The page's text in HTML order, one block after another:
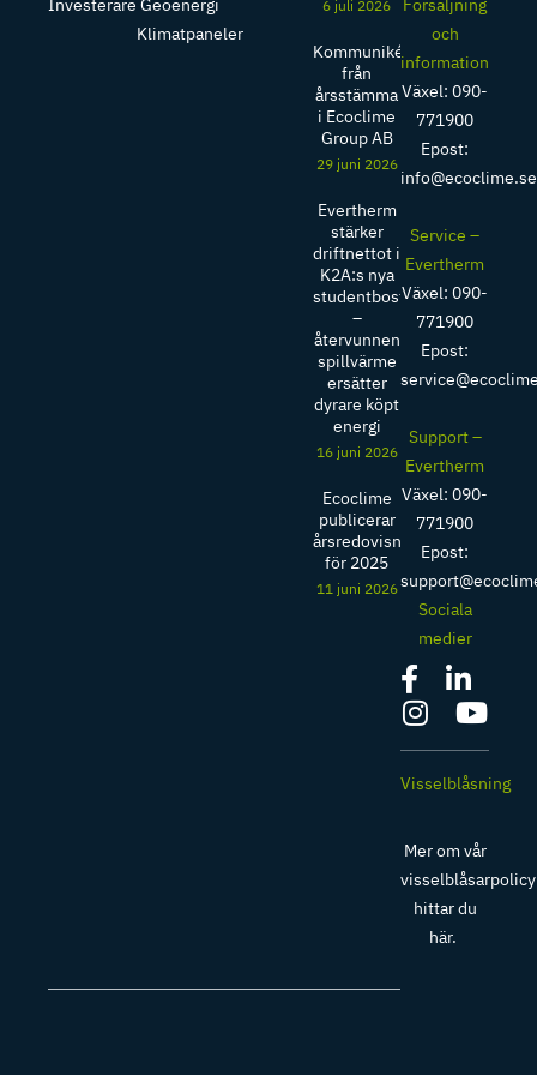
Investerare Geoenergi
Klimatpaneler
6 juli 2026
Kommuniké
från
årsstämma
i Ecoclime
Group AB
29 juni 2026
Evertherm
stärker
driftnettot i
K2A:s nya
studentbostäder
–
återvunnen
spillvärme
ersätter
dyrare köpt
energi
16 juni 2026
Ecoclime
publicerar
årsredovisning
för 2025
11 juni 2026
Försäljning
och
information
Växel: 090-
771900
Epost:
info@ecoclime.se
Service –
Evertherm
Växel: 090-
771900
Epost:
Support –
Evertherm
Växel: 090-
771900
Epost:
Sociala
medier
Visselblåsning
Mer om vår
visselblåsarpolicy
hittar du
här.